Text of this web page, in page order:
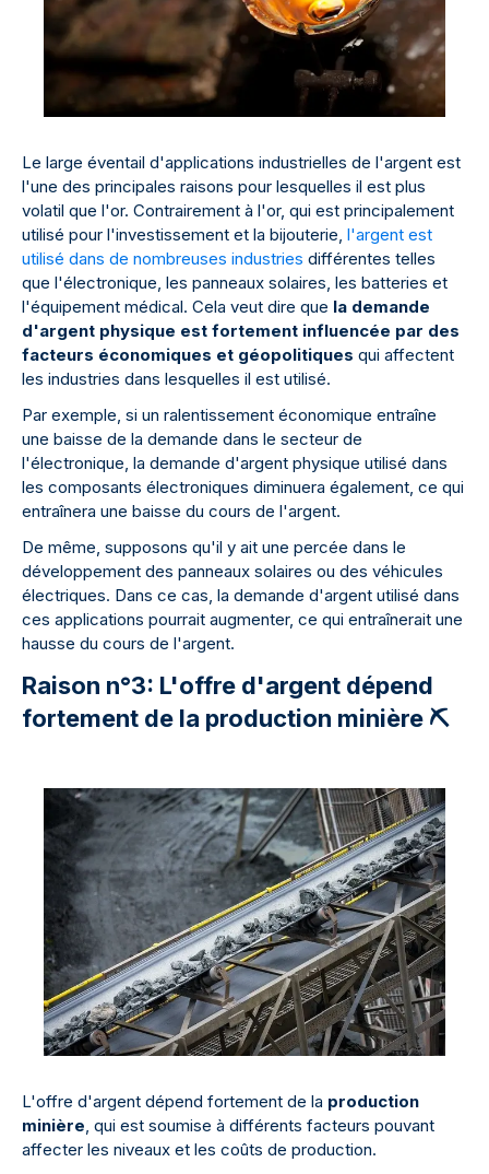
Le large éventail d'applications industrielles de l'argent est
l'une des principales raisons pour lesquelles il est plus
volatil que l'or. Contrairement à l'or, qui est principalement
utilisé pour l'investissement et la bijouterie, l'argent est
utilisé dans de nombreuses industries différentes telles
que l'électronique, les panneaux solaires, les batteries et
l'équipement médical. Cela veut dire que la demande
d'argent physique est fortement influencée par des
facteurs économiques et géopolitiques qui affectent
les industries dans lesquelles il est utilisé.
Par exemple, si un ralentissement économique entraîne
une baisse de la demande dans le secteur de
l'électronique, la demande d'argent physique utilisé dans
les composants électroniques diminuera également, ce qui
entraînera une baisse du cours de l'argent.
De même, supposons qu'il y ait une percée dans le
développement des panneaux solaires ou des véhicules
électriques. Dans ce cas, la demande d'argent utilisé dans
ces applications pourrait augmenter, ce qui entraînerait une
hausse du cours de l'argent.
Raison n°3: L'offre d'argent dépend
fortement de la production minière ⛏️
L'offre d'argent dépend fortement de la production
minière, qui est soumise à différents facteurs pouvant
affecter les niveaux et les coûts de production.